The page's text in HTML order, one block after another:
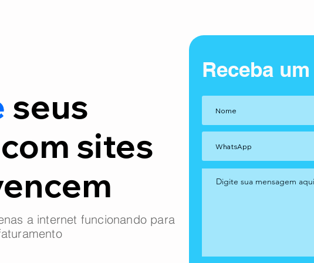
seus
sites
a internet funcionando para
Receba